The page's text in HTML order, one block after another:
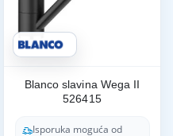
Blanco slavina Wega II
526415
Isporuka moguća od